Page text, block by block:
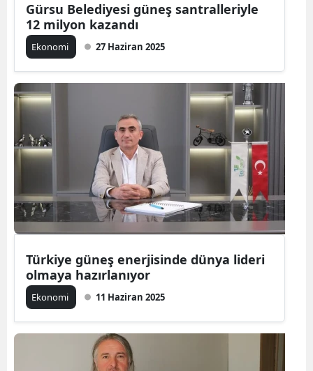
Gürsu Belediyesi güneş santralleriyle
12 milyon kazandı
Ekonomi 27 Haziran 2025
Türkiye güneş enerjisinde dünya lideri
olmaya hazırlanıyor
Ekonomi 11 Haziran 2025